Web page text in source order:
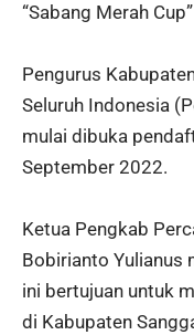
“Sabang Merah
Pengurus
Seluruh Indonesia
mulai dibuka
September 2022.
Ketua Pengkab
Bobirianto Yulianus
ini bertujuan untuk
di Kabupaten